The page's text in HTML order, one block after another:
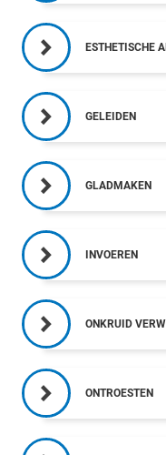
ESTHETISCHE
GELEIDEN
GLADMAKEN
INVOEREN
ONKRUID
ONTROESTEN